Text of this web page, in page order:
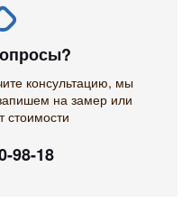
консультацию, мы
на замер или
стоимости
98-18